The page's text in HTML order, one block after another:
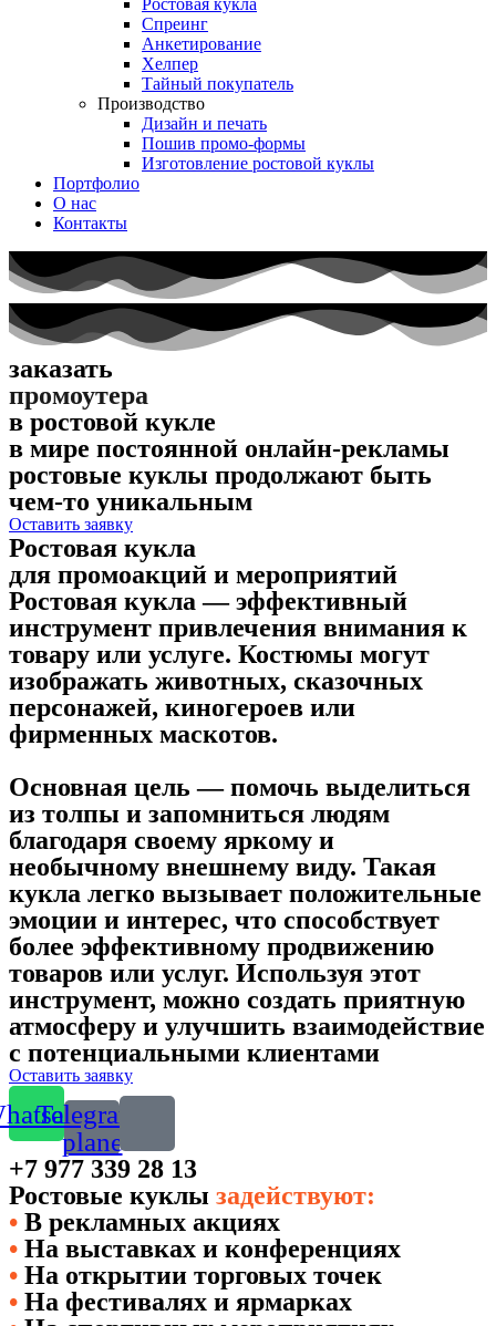
Ростовая кукла
Спреинг
Анкетирование
Хелпер
Тайный покупатель
Производство
Дизайн и печать
Пошив промо-формы
Изготовление ростовой куклы
Портфолио
О нас
Контакты
заказать
промоутера
в ростовой кукле
в мире постоянной онлайн-рекламы
ростовые куклы продолжают быть
чем-то уникальным
Оставить заявку
Ростовая кукла
для промоакций и мероприятий
Ростовая кукла — эффективный
инструмент привлечения внимания к
товару или услуге. Костюмы могут
изображать животных, сказочных
персонажей, киногероев или
фирменных маскотов.
Основная цель — помочь выделиться
из толпы и запомниться людям
благодаря своему яркому и
необычному внешнему виду. Такая
кукла легко вызывает положительные
эмоции и интерес, что способствует
более эффективному продвижению
товаров или услуг. Используя этот
инструмент, можно создать приятную
атмосферу и улучшить взаимодействие
с потенциальными клиентами
Оставить заявку
Telegram-
plane
+7 977 339 28 13
Ростовые куклы задействуют:
• В рекламных акциях
• На выставках и конференциях
• На открытии торговых точек
• На фестивалях и ярмарках